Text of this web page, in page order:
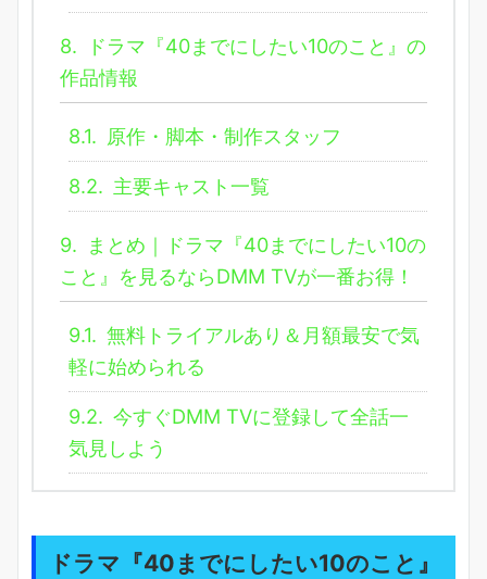
8.
ドラマ『40までにしたい10のこと』の
作品情報
8.1. 原作・脚本・制作スタッフ
8.2. 主要キャスト一覧
9.
まとめ｜ドラマ『40までにしたい10の
こと』を見るならDMM TVが一番お得！
9.1. 無料トライアルあり＆月額最安で気
軽に始められる
9.2. 今すぐDMM TVに登録して全話一
気見しよう
ドラマ『40までにしたい10のこと』